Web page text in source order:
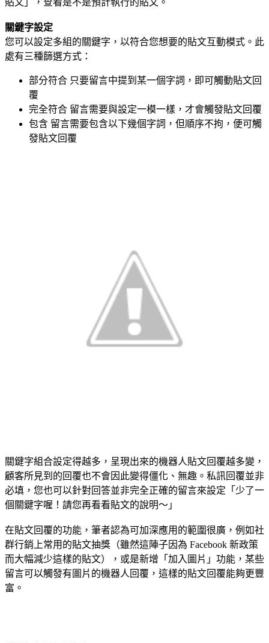
貼文」，查看是不是預計執行的貼文。
關鍵字設定
您可以設定多組的關鍵字，以符合您想要的貼文互動模式。此
處有三種篩選方式：
部分符合 只要留言中提到某一個字詞，即可觸動貼文回
覆
完全符合 留言需要與設定一模一樣，才會觸發貼文回覆
包含 留言需要包含以下幾個字詞，但順序不拘，便可觸
發貼文回覆
關鍵字組合設定得越多，呈現出來的機器人貼文回覆越多變，
顧客所見到的回覆也不會因此變得僵化、無趣。私訊回覆並非
必填，您也可以針對回答並非完全正確的留言來設定「少了一
個關鍵字喔！請您再看看貼文的說明～」
在貼文回覆的功能，筆者認為可加深應用的範圍很廣，例如社
群行銷上常用的貼文抽獎（雖然這陣子因為 Facebook 新政策
而大幅減少這樣的貼文），或是新增「加入圖片」功能，某些
留言可以觸發有圖片的機器人回覆，這樣的貼文回覆能夠更豐
富。